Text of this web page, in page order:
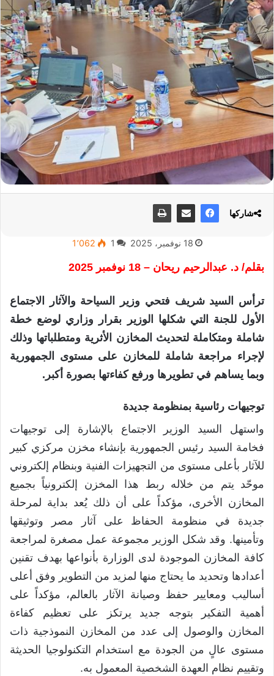
18 نوفمبر، 2025 1 1٬062
بقلم/ د. عبدالرحيم ريحان – 18 نوفمبر 2025
ترأس السيد شريف فتحي وزير السياحة والآثار الاجتماع
الأول للجنة التي شكلها الوزير بقرار وزاري لوضع خطة
شاملة ومتكاملة لتحديث المخازن الأثرية ومتطلباتها وذلك
لإجراء مراجعة شاملة للمخازن على مستوى الجمهورية
وبما يساهم في تطويرها ورفع كفاءتها بصورة أكبر.
توجيهات رئاسية بمنظومة جديدة
واستهل السيد الوزير الاجتماع بالإشارة إلى توجيهات
فخامة السيد رئيس الجمهورية بإنشاء مخزن مركزي كبير
للآثار بأعلى مستوى من التجهيزات الفنية وبنظام إلكتروني
موحّد يتم من خلاله ربط هذا المخزن إلكترونياً بجميع
المخازن الأخرى، مؤكداً على أن ذلك يُعد بداية لمرحلة
جديدة في منظومة الحفاظ على آثار مصر وتوثيقها
وتأمينها. وقد شكل الوزير مجموعة عمل مصغرة لمراجعة
كافة المخازن الموجودة لدى الوزارة بأنواعها بهدف تقنين
أعدادها وتحديد ما يحتاج منها لمزيد من التطوير وفق أعلى
أساليب ومعايير حفظ وصيانة الآثار بالعالم، مؤكداً على
أهمية التفكير بتوجه جديد يرتكز على تعظيم كفاءة
المخازن والوصول إلى عدد من المخازن النموذجية ذات
مستوى عالٍ من الجودة مع استخدام التكنولوجيا الحديثة
وتقييم نظام العهدة الشخصية المعمول به.
شاركها